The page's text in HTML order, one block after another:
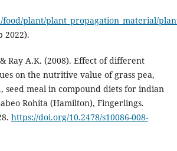
plant/plant_propagation_material/
2022).
Ray A.K. (2008). Effect of different
on the nutritive value of grass pea,
seed meal in compound diets for indian
Rohita (Hamilton), Fingerlings.
https://doi.org/10.2478/s10086-008-